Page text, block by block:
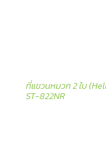
ที่แขวนหมวก 2 ใบ
ST-822NR